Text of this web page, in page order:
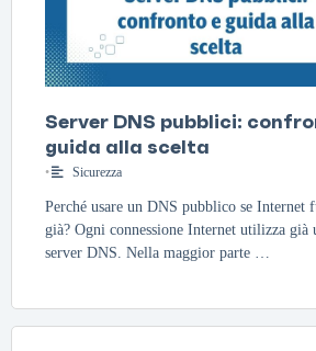
Server DNS pubblici:
guida alla scelta
• Sicurezza
Perché usare un DNS pubblico se Internet
già? Ogni connessione Internet utilizza già
server DNS. Nella maggior parte …